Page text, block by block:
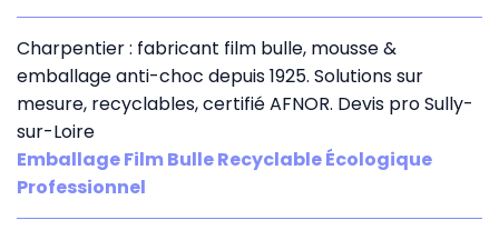
Charpentier : fabricant film bulle, mousse &
emballage anti-choc depuis 1925. Solutions sur
mesure, recyclables, certifié AFNOR. Devis pro Sully-
sur-Loire
Emballage Film Bulle Recyclable Écologique
Professionnel